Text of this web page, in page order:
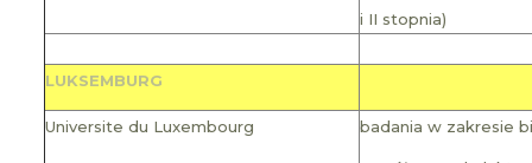
i II stopnia)
LUKSEMBURG
Universite du Luxembourg badania w zakresie